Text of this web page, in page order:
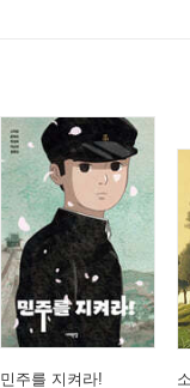
민주를 지켜라!